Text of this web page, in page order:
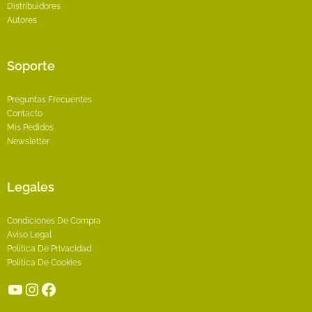
Distribuidores
Autores
Soporte
Preguntas Frecuentes
Contacto
Mis Pedidos
Newsletter
Legales
Condiciones De Compra
Aviso Legal
Política De Privacidad
Política De Cookies
YouTube
Instagram
Facebook